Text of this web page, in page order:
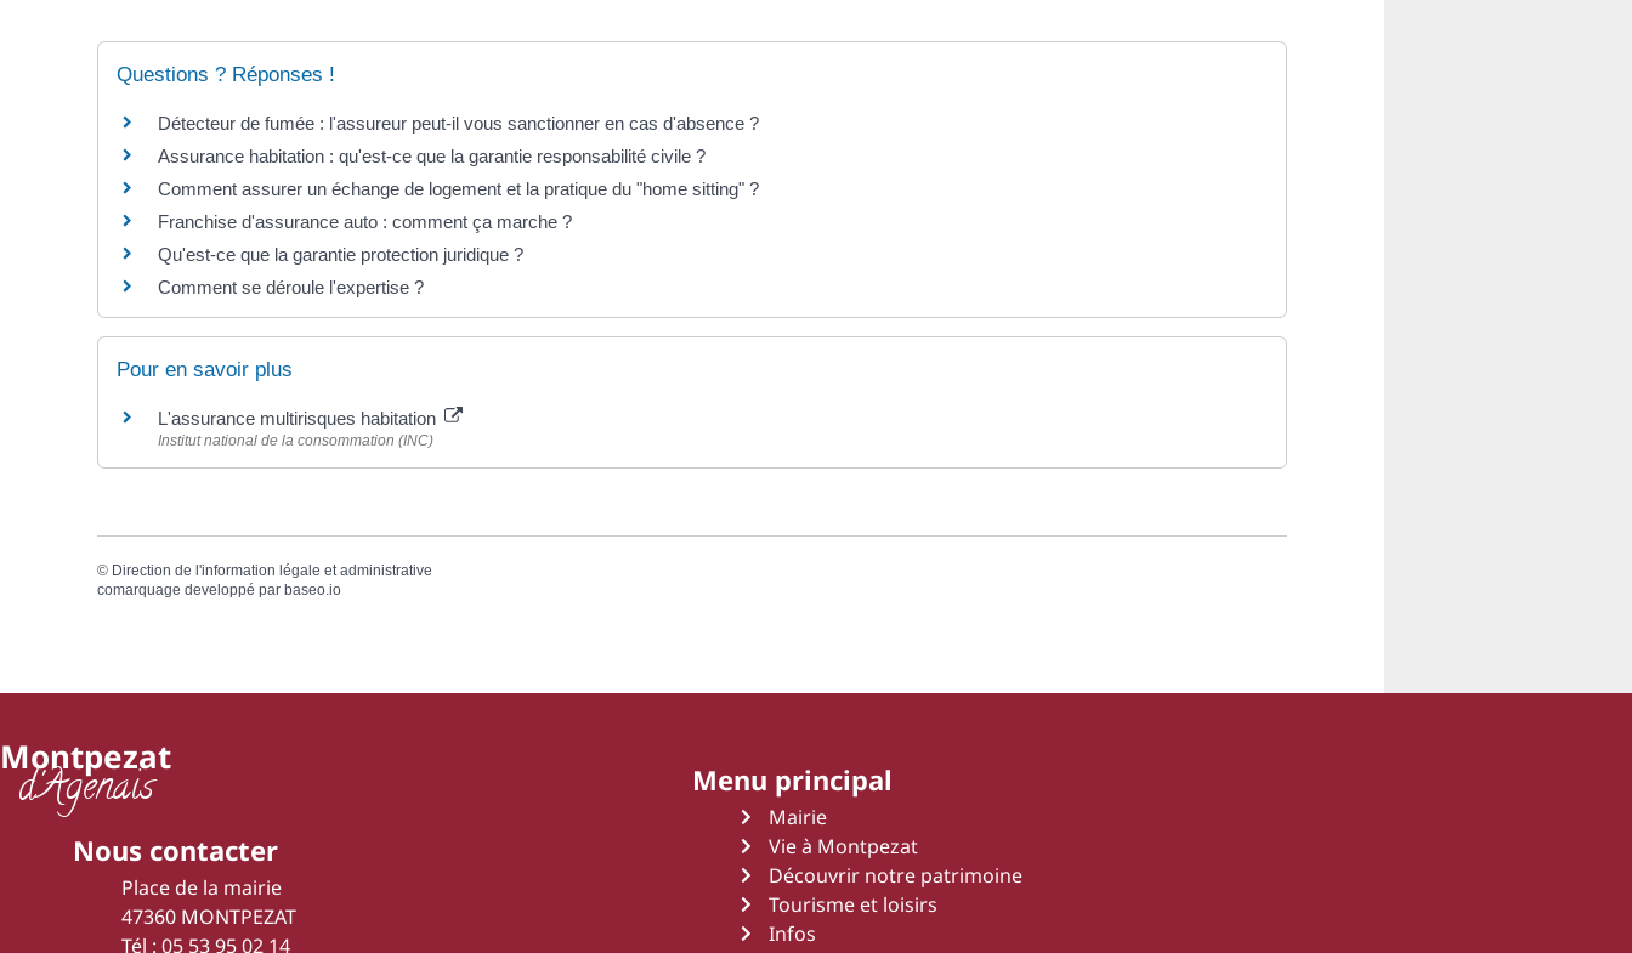
Questions ? Réponses !
Détecteur de fumée : l'assureur peut-il vous sanctionner en cas d'absence ?
Assurance habitation : qu'est-ce que la garantie responsabilité civile ?
Comment assurer un échange de logement et la pratique du "home sitting" ?
Franchise d'assurance auto : comment ça marche ?
Qu'est-ce que la garantie protection juridique ?
Comment se déroule l'expertise ?
Pour en savoir plus
L'assurance multirisques habitation
Institut national de la consommation (INC)
© Direction de l'information légale et administrative
comarquage developpé par baseo.io
Montpezat
d'Agenais
Nous contacter
Place de la mairie
47360 MONTPEZAT
Tél : 05 53 95 02 14
Menu principal
Mairie
Vie à Montpezat
Découvrir notre patrimoine
Tourisme et loisirs
Infos